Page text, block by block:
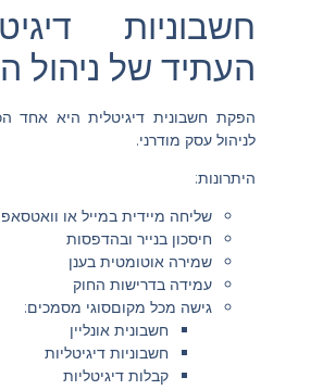
חשבוניות
העתיד של ניהול
הפקת חשבונית דיגיטלית היא אחד
לניהול עסק מודרני.
היתרונות:
שליחה מיידית במייל או וואטסאפ
חיסכון בנייר ובהדפסות
שמירה אוטומטית בענן
עמידה בדרישות החוק
גישה מכל מקוםסוגי מסמכים:
חשבונית אונליין
חשבוניות דיגיטליות
קבלות דיגיטליות